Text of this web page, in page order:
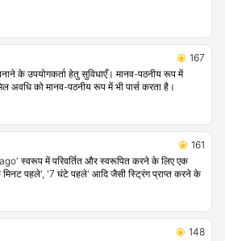
167
के उपयोगकर्ता हेतु सुविधाएँ। मानव-पठनीय रूप में
अवधि को मानव-पठनीय रूप में भी पार्स करता है।
161
स्वरूप में परिवर्तित और स्वरूपित करने के लिए एक
पहले', '7 घंटे पहले' आदि जैसी स्ट्रिंग प्राप्त करने के
148